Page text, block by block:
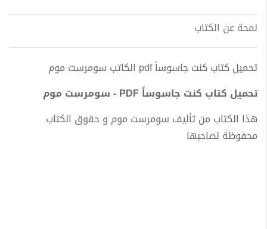
لمحة عن الكتاب
تحميل كتاب كنت جاسوساً pdf الكاتب سومرست موم
تحميل كتاب كنت جاسوساً PDF - سومرست موم
هذا الكتاب من تأليف سومرست موم و حقوق الكتاب
محفوظة لصاحبها